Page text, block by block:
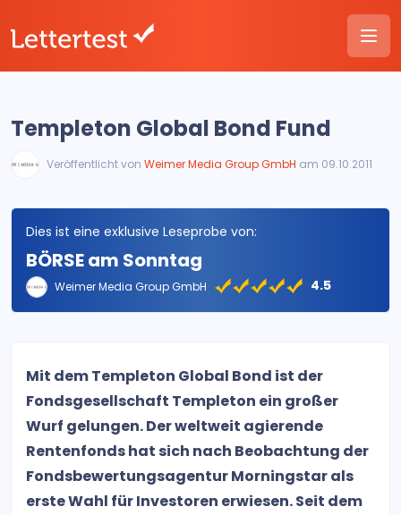
Templeton Global Bond Fund
Veröffentlicht von Weimer Media Group GmbH am 09.10.2011
Dies ist eine exklusive Leseprobe von:
BÖRSE am Sonntag
Weimer Media Group GmbH 4.5
Mit dem Templeton Global Bond ist der
Fondsgesellschaft Templeton ein großer
Wurf gelungen. Der weltweit agierende
Rentenfonds hat sich nach Beobachtung der
Fondsbewertungsagentur Morningstar als
erste Wahl für Investoren erwiesen. Seit dem